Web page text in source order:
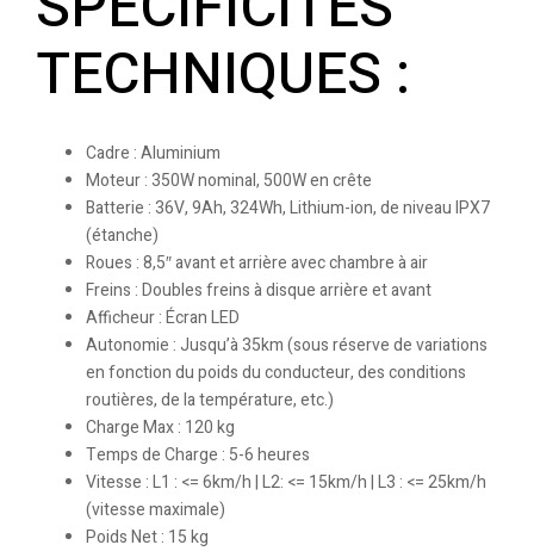
TECHNIQUES :
Cadre : Aluminium
Moteur : 350W nominal, 500W en crête
Batterie : 36V, 9Ah, 324Wh, Lithium-ion, de niveau IPX7
(étanche)
Roues : 8,5″ avant et arrière avec chambre à air
Freins : Doubles freins à disque arrière et avant
Afficheur : Écran LED
Autonomie : Jusqu’à 35km (sous réserve de variations
en fonction du poids du conducteur, des conditions
routières, de la température, etc.)
Charge Max : 120 kg
Temps de Charge : 5-6 heures
Vitesse : L1 : <= 6km/h | L2: <= 15km/h | L3 : <= 25km/h
(vitesse maximale)
Poids Net : 15 kg